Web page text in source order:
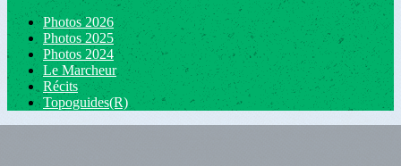
Photos 2026
Photos 2025
Photos 2024
Le Marcheur
Récits
Topoguides(R)